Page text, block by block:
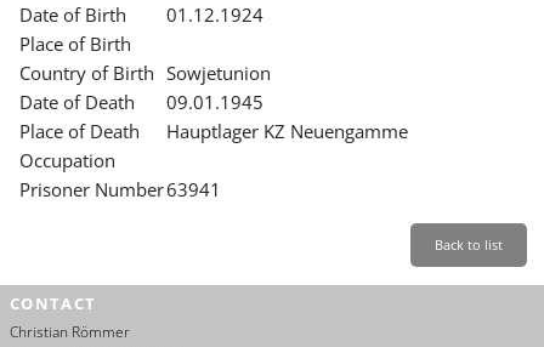
BILDUNG
FORSCHUNG
SERVICE
Leichte Sprache
Date of Birth
01.12.1924
Place of Birth
Country of Birth Sowjetunion
Date of Death
09.01.1945
Place of Death
Hauptlager KZ Neuengamme
Occupation
Prisoner Number63941
Back to list
CONTACT
Christian Römmer